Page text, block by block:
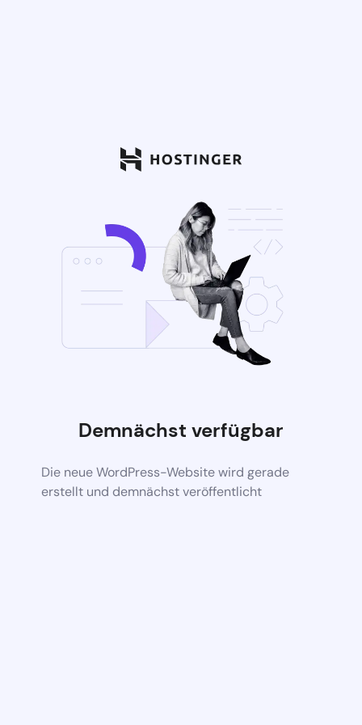
Demnächst verfügbar
Die neue WordPress-Website wird gerade
erstellt und demnächst veröffentlicht